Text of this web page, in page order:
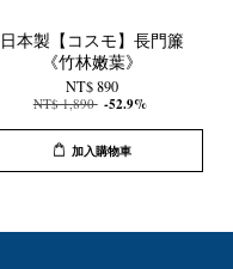
日本製【コスモ】長門簾
《竹林嫩葉》
NT$ 890
NT$ 1,890 -52.9%
加入購物車